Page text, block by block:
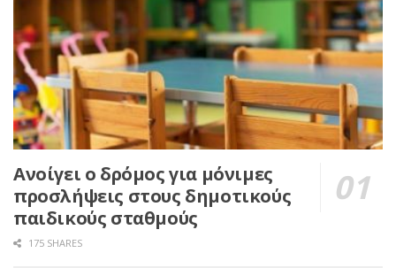
Ανοίγει ο δρόμος για μόνιμες
προσλήψεις στους δημοτικούς
παιδικούς σταθμούς
175 SHARES